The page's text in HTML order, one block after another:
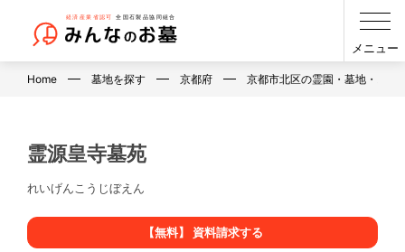
メニュー
Home 墓地を探す 京都府 京都市北区の霊園・墓地・お墓
霊源皇寺墓苑
れいげんこうじぼえん
【無料】 資料請求する